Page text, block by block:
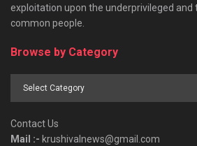
exploitation upon the underprivileged and
common people.
Browse by Category
Contact Us
Mail :- krushivalnews@gmail.com